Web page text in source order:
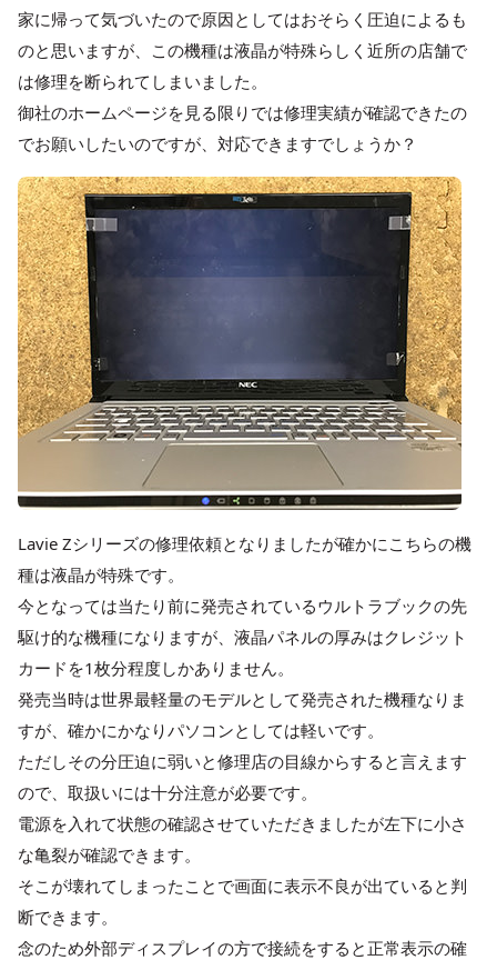
家に帰って気づいたので原因としてはおそらく圧迫によるも
のと思いますが、この機種は液晶が特殊らしく近所の店舗で
は修理を断られてしまいました。
御社のホームページを見る限りでは修理実績が確認できたの
でお願いしたいのですが、対応できますでしょうか？
Lavie Zシリーズの修理依頼となりましたが確かにこちらの機
種は液晶が特殊です。
今となっては当たり前に発売されているウルトラブックの先
駆け的な機種になりますが、液晶パネルの厚みはクレジット
カードを1枚分程度しかありません。
発売当時は世界最軽量のモデルとして発売された機種なりま
すが、確かにかなりパソコンとしては軽いです。
ただしその分圧迫に弱いと修理店の目線からすると言えます
ので、取扱いには十分注意が必要です。
電源を入れて状態の確認させていただきましたが左下に小さ
な亀裂が確認できます。
そこが壊れてしまったことで画面に表示不良が出ていると判
断できます。
念のため外部ディスプレイの方で接続をすると正常表示の確